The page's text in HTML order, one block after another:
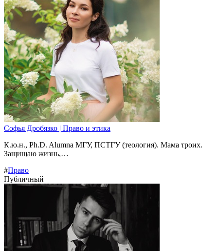
Софья Дробязко | Право и этика
К.ю.н., Ph.D. Alumna МГУ, ПСТГУ (теология). Мама троих.
Защищаю жизнь,…
#Право
Публичный